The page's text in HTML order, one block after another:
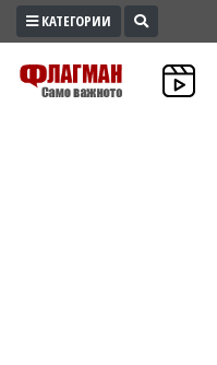
ПРОМО
ЗОНА
КАТЕГОРИИ